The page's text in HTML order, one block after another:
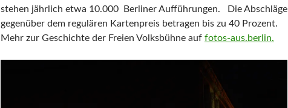
stehen jährlich etwa 10.000 Berliner Aufführungen. Die Abschläge
gegenüber dem regulären Kartenpreis betragen bis zu 40 Prozent.
Mehr zur Geschichte der Freien Volksbühne auf fotos-aus.berlin.